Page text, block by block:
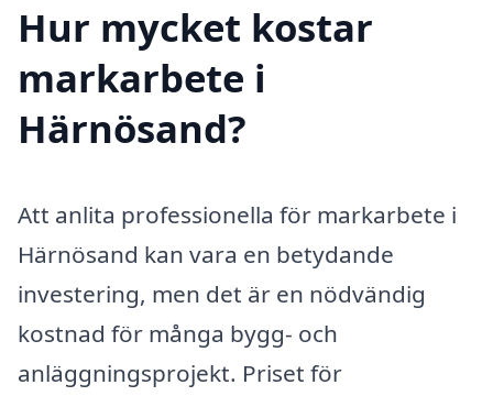
Hur mycket kostar
markarbete i
Härnösand?
Att anlita professionella för markarbete i
Härnösand kan vara en betydande
investering, men det är en nödvändig
kostnad för många bygg- och
anläggningsprojekt. Priset för